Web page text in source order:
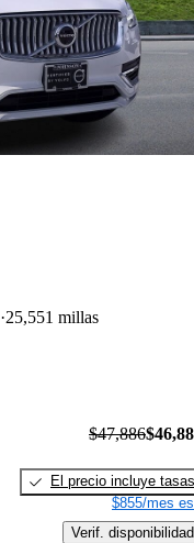
25,551 millas
$47,886
El precio incluye tasas
$855/mes
Verif. disponibilidad